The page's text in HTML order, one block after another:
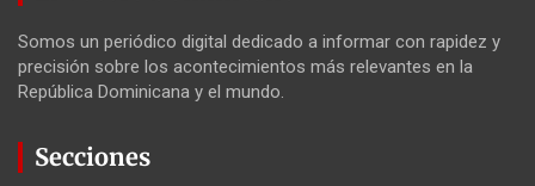
Somos un periódico digital dedicado a informar con rapidez y
precisión sobre los acontecimientos más relevantes en la
República Dominicana y el mundo.
Secciones